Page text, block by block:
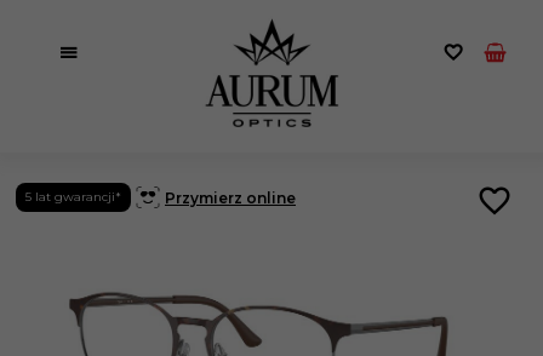
5 lat gwarancji* Przymierz online